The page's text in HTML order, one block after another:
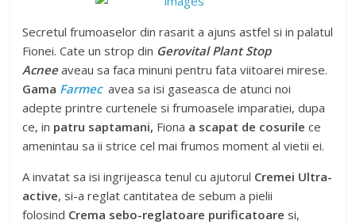
Secretul frumoaselor din rasarit a ajuns astfel si in palatul
Fionei. Cate un strop din Gerovital Plant Stop
Acnee aveau sa faca minuni pentru fata viitoarei mirese.
Gama Farmec avea sa isi gaseasca de atunci noi
adepte printre curtenele si frumoasele imparatiei, dupa
ce, in patru saptamani, Fiona a scapat de cosurile ce
amenintau sa ii strice cel mai frumos moment al vietii ei.
A invatat sa isi ingrijeasca tenul cu ajutorul Cremei Ultra-
active, si-a reglat cantitatea de sebum a pielii
folosind Crema sebo-reglatoare purificatoare si,